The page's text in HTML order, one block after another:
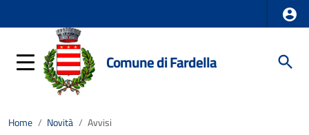
Comune di Fardella
Home / Novità / Avvisi